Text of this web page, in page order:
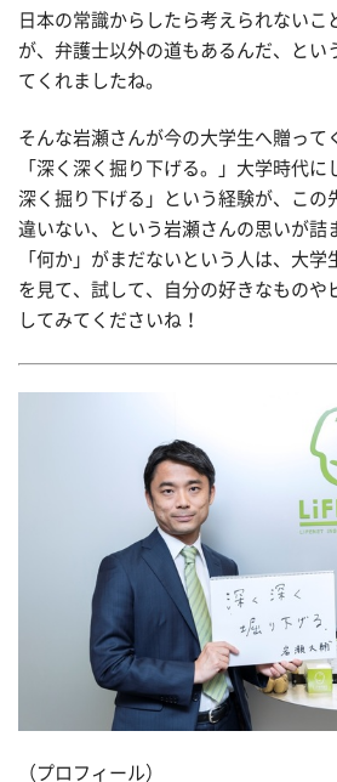
日本の常識からしたら考えられないこ
が、弁護士以外の道もあるんだ、とい
てくれましたね。
そんな岩瀬さんが今の大学生へ贈って
「深く深く掘り下げる。」大学時代に
深く掘り下げる」という経験が、この
違いない、という岩瀬さんの思いが詰
「何か」がまだないという人は、大学
を見て、試して、自分の好きなものや
してみてくださいね！
（プロフィール）